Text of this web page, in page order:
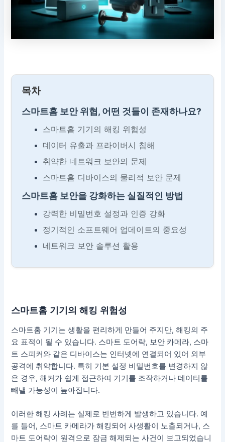
목차
스마트홈 보안 위협, 어떤 것들이 존재하나요?
스마트홈 기기의 해킹 위험성
데이터 유출과 프라이버시 침해
취약한 네트워크 보안의 문제
스마트홈 디바이스의 물리적 보안 문제
스마트홈 보안을 강화하는 실질적인 방법
강력한 비밀번호 설정과 인증 강화
정기적인 소프트웨어 업데이트의 중요성
네트워크 보안 솔루션 활용
스마트홈 기기의 해킹 위험성
스마트홈 기기는 생활을 편리하게 만들어 주지만, 해킹의 주
요 표적이 될 수 있습니다. 스마트 도어락, 보안 카메라, 스마
트 스피커와 같은 디바이스는 인터넷에 연결되어 있어 외부
공격에 취약합니다. 특히 기본 설정 비밀번호를 변경하지 않
은 경우, 해커가 쉽게 접근하여 기기를 조작하거나 데이터를
빼낼 가능성이 높아집니다.
이러한 해킹 사례는 실제로 빈번하게 발생하고 있습니다. 예
를 들어, 스마트 카메라가 해킹되어 사생활이 노출되거나, 스
마트 도어락이 원격으로 잠금 해제되는 사건이 보고되었습니